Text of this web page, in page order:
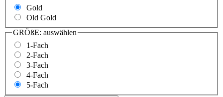
Gold
Old Gold
GRÖßE: auswählen
1-Fach
2-Fach
3-Fach
4-Fach
5-Fach